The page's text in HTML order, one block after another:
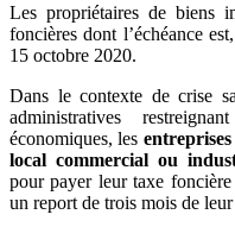
Les propriétaires de biens
foncières dont l’échéance
15 octobre 2020.
Dans le contexte de crise
administratives
économiques, les
local commercial ou
pour payer leur taxe
un report de trois mois de leur